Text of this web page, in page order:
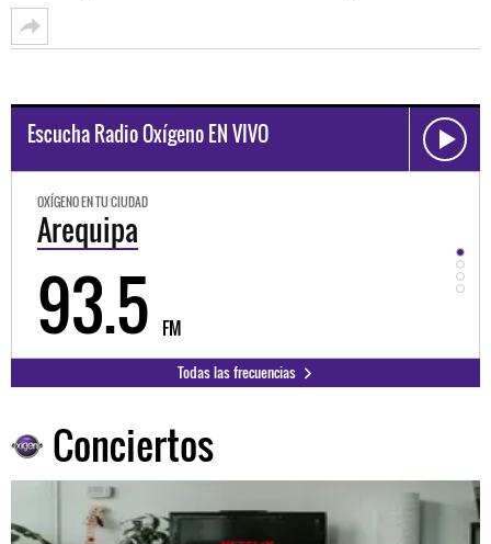
Escucha Radio Oxígeno EN VIVO
OXÍGENO EN TU CIUDAD
Trujillo
98.3 FM
Todas las frecuencias
Conciertos